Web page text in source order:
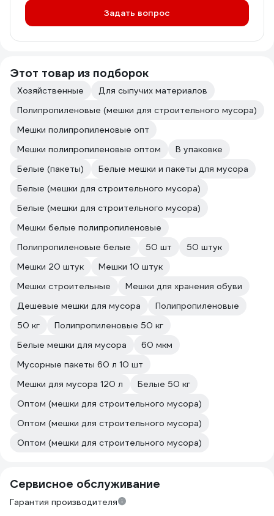
Задать вопрос
Этот товар из подборок
Хозяйственные
Для сыпучих материалов
Полипропиленовые (мешки для строительного мусора)
Мешки полипропиленовые опт
Мешки полипропиленовые оптом
В упаковке
Белые (пакеты)
Белые мешки и пакеты для мусора
Белые (мешки для строительного мусора)
Белые (мешки для строительного мусора)
Мешки белые полипропиленовые
Полипропиленовые белые
50 шт
50 штук
Мешки 20 штук
Мешки 10 штук
Мешки строительные
Мешки для хранения обуви
Дешевые мешки для мусора
Полипропиленовые
50 кг
Полипропиленовые 50 кг
Белые мешки для мусора
60 мкм
Мусорные пакеты 60 л 10 шт
Мешки для мусора 120 л
Белые 50 кг
Оптом (мешки для строительного мусора)
Оптом (мешки для строительного мусора)
Оптом (мешки для строительного мусора)
Сервисное обслуживание
Гарантия производителя